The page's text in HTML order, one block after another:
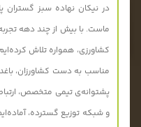
در نیکان نهاده سبز گستران
ماست. با بیش از چند دهه
کشاورزی، همواره تلاش
مناسب به دست کشاورزان،
پشتوانه‌ی تیمی متخصص،
و شبکه توزیع گسترده،